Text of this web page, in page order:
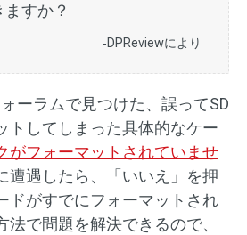
すか？
‐DPReviewにより
ーラムで見つけた、誤ってSD
トしてしまった具体的なケー
がフォーマットされていませ
遭遇したら、「いいえ」を押
ドがすでにフォーマットされ
法で問題を解決できるので、